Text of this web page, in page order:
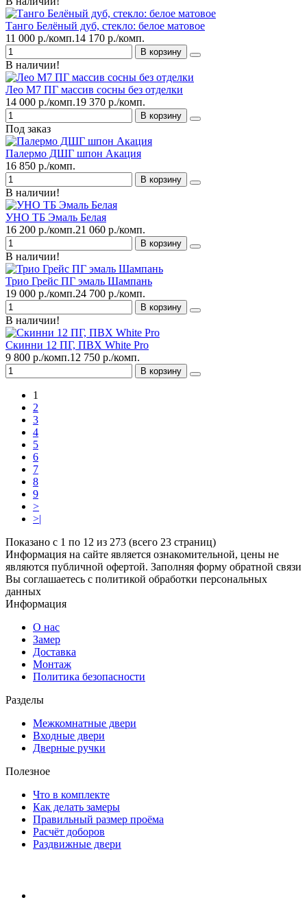
Танго Белёный дуб, стекло: белое матовое
11 000 р./комп.14 170 р./комп.
В корзину
В наличии!
Лео М7 ПГ массив сосны без отделки
14 000 р./комп.19 370 р./комп.
В корзину
Под заказ
Палермо ДШГ шпон Акация
16 850 р./комп.
В корзину
В наличии!
УНО ТБ Эмаль Белая
16 200 р./комп.21 060 р./комп.
В корзину
В наличии!
Трио Грейс ПГ эмаль Шампань
19 000 р./комп.24 700 р./комп.
В корзину
В наличии!
Скинни 12 ПГ, ПВХ White Pro
9 800 р./комп.12 750 р./комп.
В корзину
1
2
3
4
5
6
7
8
9
>
>|
Показано с 1 по 12 из 273 (всего 23 страниц)
Информация на сайте является ознакомительной, цены не
являются публичной офертой. Заполняя форму обратной связи
Вы соглашаетесь с политикой обработки персональных
данных
Информация
О нас
Замер
Доставка
Монтаж
Политика безопасности
Разделы
Межкомнатные двери
Входные двери
Дверные ручки
Полезное
Что в комплекте
Как делать замеры
Правильный размер проёма
Расчёт доборов
Раздвижные двери